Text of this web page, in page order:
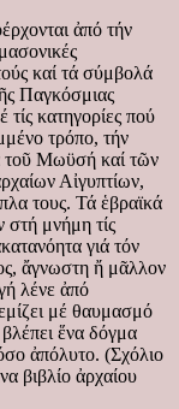
ἀπό τήν
καί τά σύμβολά
Παγκόσμιας
κατηγορίες πού
τρόπο, τήν
τοῦ Μωϋσή καί τῶν
Αἰγυπτίων,
τους. Τά ἑβραϊκά
στή μνήμη τίς
γιά τόν
ἄγνωστη ἤ μᾶλλον
λένε ἀπό
μέ θαυμασμό
ἕνα δόγμα
ἀπόλυτο. (Σχόλιο
βιβλίο ἀρχαίου